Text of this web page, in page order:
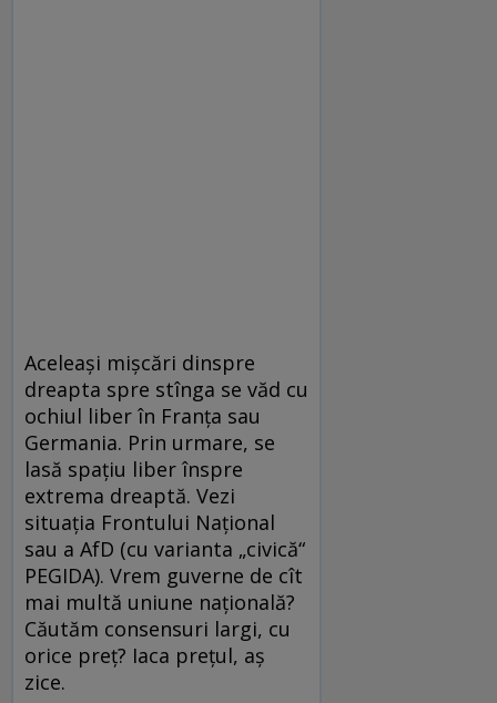
Aceleași mișcări dinspre
dreapta spre stînga se văd cu
ochiul liber în Franța sau
Germania. Prin urmare, se
lasă spațiu liber înspre
extrema dreaptă. Vezi
situația Frontului Național
sau a AfD (cu varianta „civică“
PEGIDA). Vrem guverne de cît
mai multă uniune națională?
Căutăm consensuri largi, cu
orice preț? Iaca prețul, aș
zice.